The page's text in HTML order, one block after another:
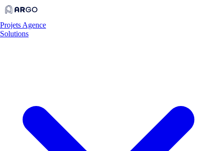
Projets Agence
Solutions